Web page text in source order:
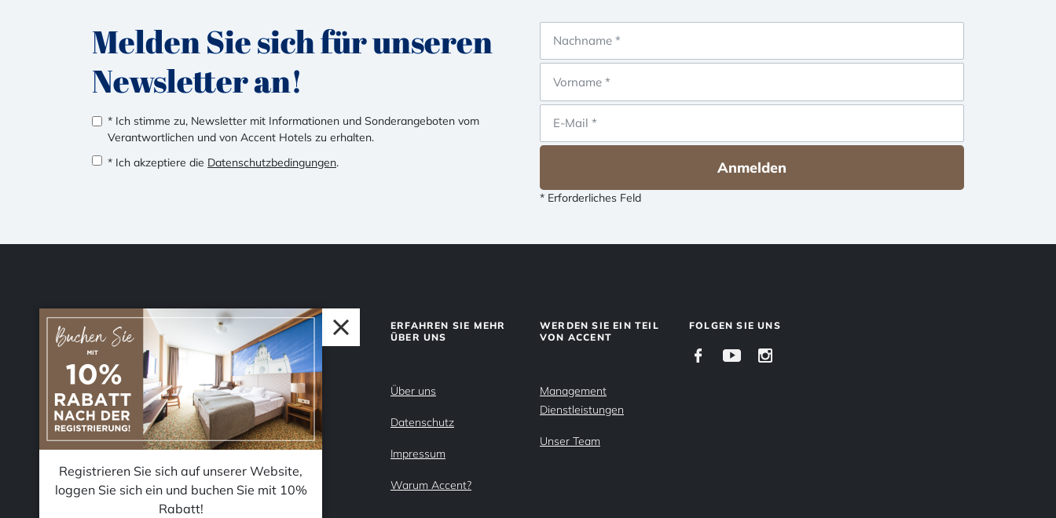
Melden Sie sich für unseren
Newsletter an!
* Ich stimme zu, Newsletter mit Informationen und Sonderangeboten vom
Verantwortlichen und von Accent Hotels zu erhalten.
* Ich akzeptiere die Datenschutzbedingungen. Anmelden
* Erforderliches Feld
© 2026 Accent Hotel Solutions Kft.
ERFAHREN SIE MEHR
ÜBER UNS
Über uns
Datenschutz
Impressum
Warum Accent?
WERDEN SIE EIN TEIL
VON ACCENT
Management
Dienstleistungen
Unser Team
FOLGEN SIE UNS
Registrieren Sie sich auf unserer Website,
loggen Sie sich ein und buchen Sie mit 10%
Rabatt!